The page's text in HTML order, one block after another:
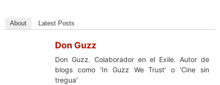
About Latest Posts
Don Guzz
Don Guzz. Colaborador en el Exile. Autor de
blogs como 'In Guzz We Trust' o 'Cine sin
tregua'